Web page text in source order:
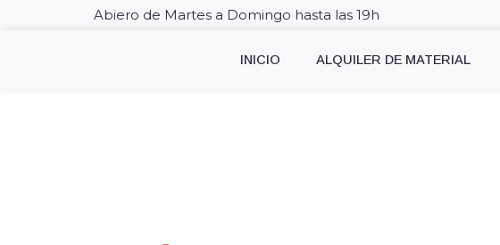
Abiero de Martes a Domingo hasta las 19h
INICIO ALQUILER DE MATERIAL